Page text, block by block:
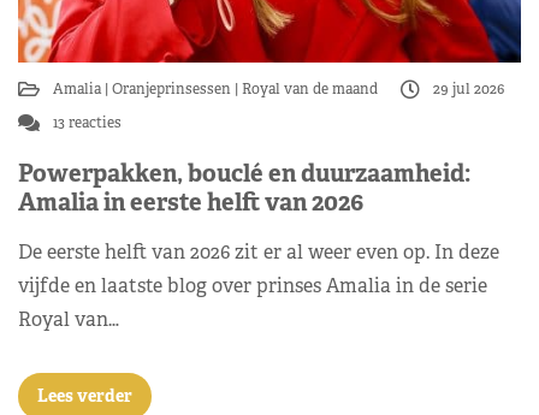
Amalia Oranjeprinsessen Royal van de maand
29 jul 2026
13 reacties
Powerpakken, bouclé en duurzaamheid:
Amalia in eerste helft van 2026
De eerste helft van 2026 zit er al weer even op. In deze
vijfde en laatste blog over prinses Amalia in de serie
Royal van…
Lees verder